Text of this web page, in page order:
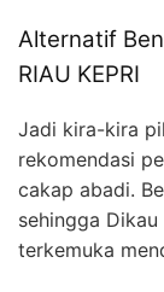
Alternatif
RIAU KEPRI
Jadi kira-kira
rekomendasi
cakap abadi.
sehingga
terkemuka